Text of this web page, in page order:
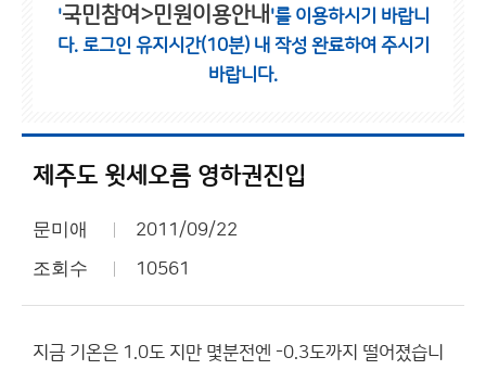
'국민참여>민원이용안내 '를 이용하시기 바랍니
다. 로그인 유지시간(10분) 내 작성 완료하여 주시기
바랍니다.
제주도 윗세오름 영하권진입
문미애 2011/09/22
조회수 10561
지금 기온은 1.0도 지만 몇분전엔 -0.3도까지 떨어졌습니